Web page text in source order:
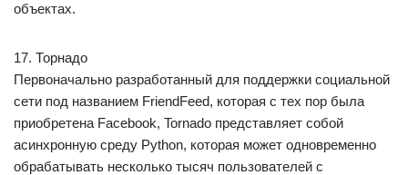
объектах.
17. Торнадо
Первоначально разработанный для поддержки социальной
сети под названием FriendFeed, которая с тех пор была
приобретена Facebook, Tornado представляет собой
асинхронную среду Python, которая может одновременно
обрабатывать несколько тысяч пользователей с